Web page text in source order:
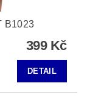
B1023
399 Kč
DETAIL